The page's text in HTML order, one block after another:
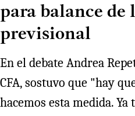
para balance de
previsional
En el debate Andrea
CFA, sostuvo que "hay
hacemos esta medida.